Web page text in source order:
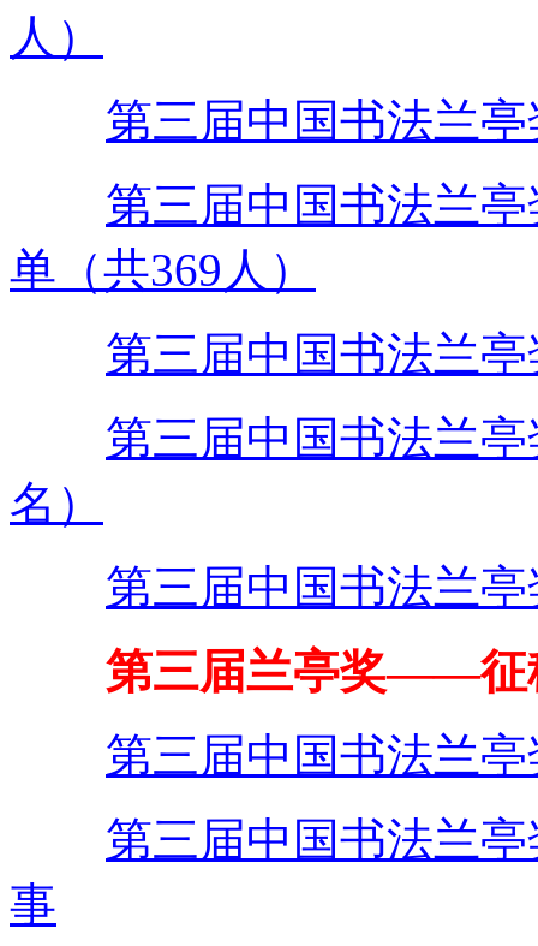
人）
第三届中国书法兰
第三届中国书法兰
单（共369人）
第三届中国书法兰
第三届中国书法兰
名）
第三届中国书法兰
第三届兰亭奖——征
第三届中国书法兰
第三届中国书法兰
事